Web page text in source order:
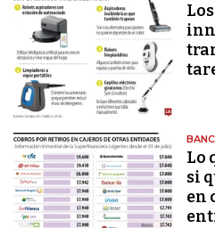
Lo
si
en